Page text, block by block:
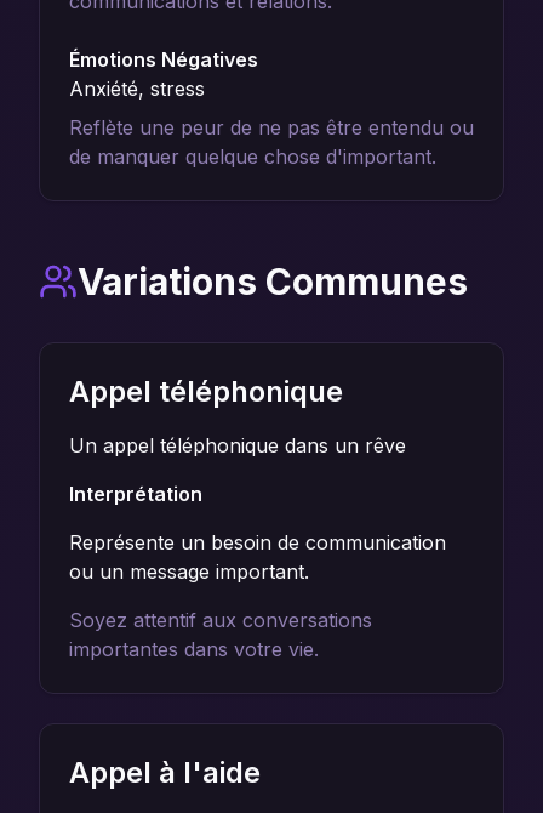
Émotions Négatives
Anxiété, stress
Reflète une peur de ne pas être entendu ou
de manquer quelque chose d'important.
Variations Communes
Appel téléphonique
Un appel téléphonique dans un rêve
Interprétation
Représente un besoin de communication
ou un message important.
Soyez attentif aux conversations
importantes dans votre vie.
Appel à l'aide